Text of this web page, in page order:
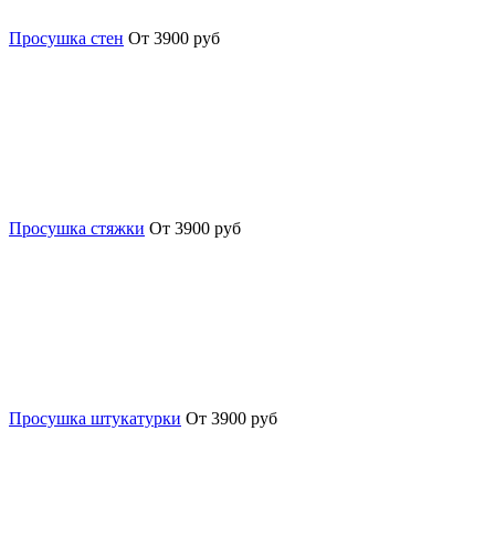
Просушка стен От 3900 руб
Просушка стяжки От 3900 руб
Просушка штукатурки От 3900 руб